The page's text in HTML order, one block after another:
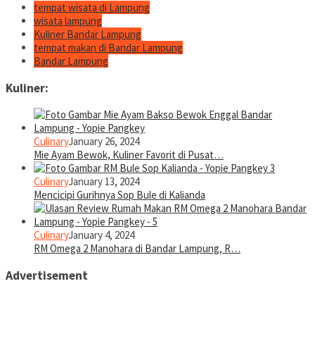
tempat wisata di Lampung
wisata lampung
Kuliner Bandar Lampung
tempat makan di Bandar Lampung
Bandar Lampung
Kuliner:
CulinaryJanuary 26, 2024
Mie Ayam Bewok, Kuliner Favorit di Pusat…
CulinaryJanuary 13, 2024
Mencicipi Gurihnya Sop Bule di Kalianda
CulinaryJanuary 4, 2024
RM Omega 2 Manohara di Bandar Lampung, R…
Advertisement